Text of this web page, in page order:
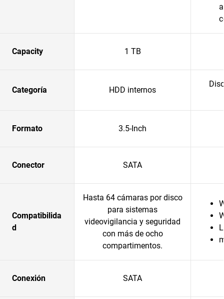
Capacity 1 TB
Categoría HDD internos
Formato 3.5-Inch
Conector SATA
Compatibilida
d
Hasta 64 cámaras por disco
para sistemas
videovigilancia y seguridad
con más de ocho
compartimentos.
Conexión SATA